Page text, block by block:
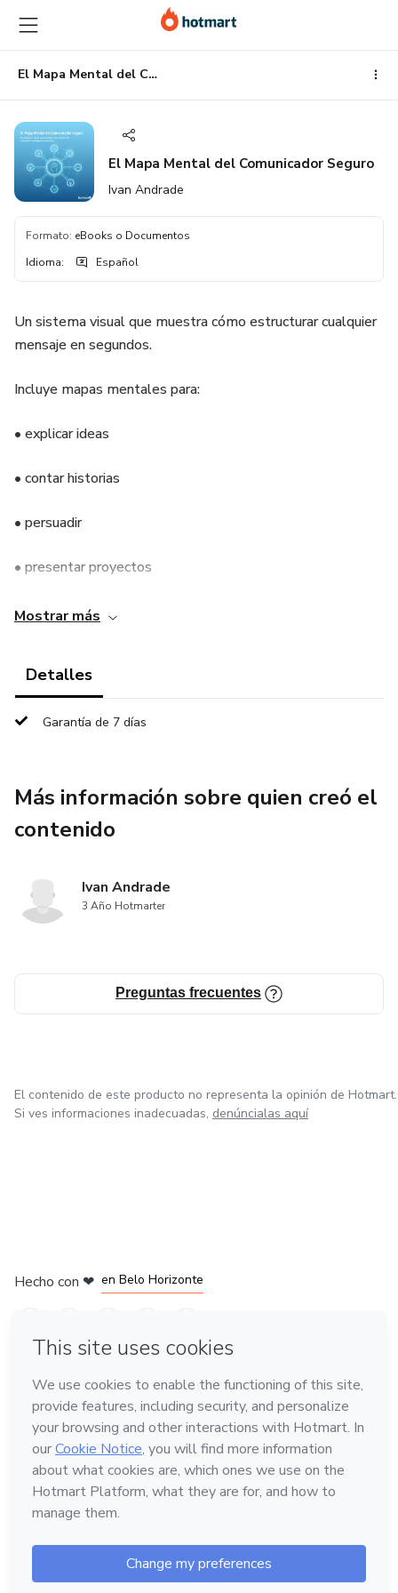
contenido
principal
la
página
de
pie
página
El Mapa Mental del Comunicador Seguro
El Mapa Mental del Comunicador Seguro
Ivan Andrade
Formato: eBooks o Documentos
Idioma: Español
Un sistema visual que muestra cómo estructurar cualquier
mensaje en segundos.
Incluye mapas mentales para:
• explicar ideas
• contar historias
• persuadir
• presentar proyectos
• hablar frente a grupos
Cuando tu mente tiene estructura, la ansiedad desaparece.
Mostrar más
Detalles
Garantía de 7 días
Más información sobre quien creó el
contenido
Ivan Andrade
3 Año Hotmarter
Preguntas frecuentes
El contenido de este producto no representa la opinión de Hotmart.
Si ves informaciones inadecuadas, denúncialas aquí
Hecho con ❤ en Belo Horizonte
Conoce Hotmart
Idioma
Español